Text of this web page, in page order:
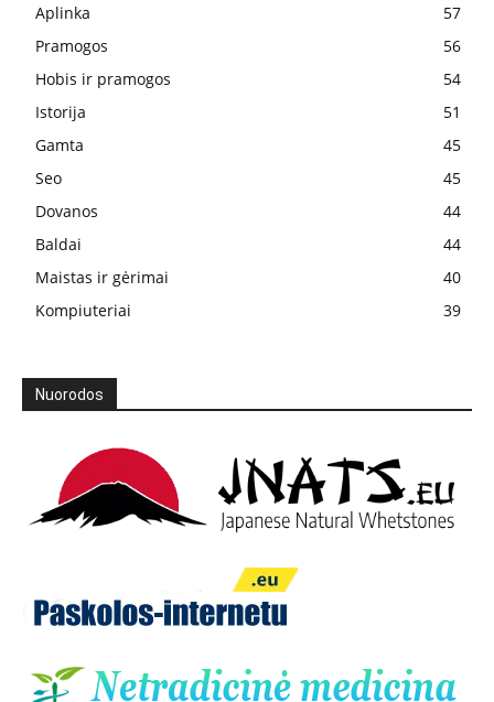
Aplinka
57
Pramogos
56
Hobis ir pramogos
54
Istorija
51
Gamta
45
Seo
45
Dovanos
44
Baldai
44
Maistas ir gėrimai
40
Kompiuteriai
39
Nuorodos